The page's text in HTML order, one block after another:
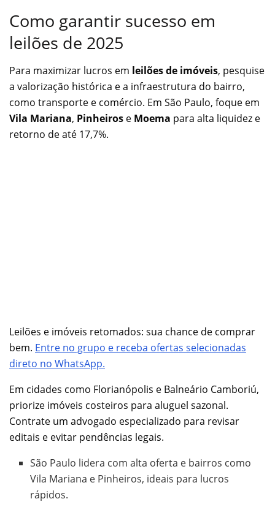
Como garantir sucesso em
leilões de 2025
Para maximizar lucros em leilões de imóveis, pesquise
a valorização histórica e a infraestrutura do bairro,
como transporte e comércio. Em São Paulo, foque em
Vila Mariana, Pinheiros e Moema para alta liquidez e
retorno de até 17,7%.
Leilões e imóveis retomados: sua chance de comprar
bem. Entre no grupo e receba ofertas selecionadas
direto no WhatsApp.
Em cidades como Florianópolis e Balneário Camboriú,
priorize imóveis costeiros para aluguel sazonal.
Contrate um advogado especializado para revisar
editais e evitar pendências legais.
São Paulo lidera com alta oferta e bairros como
Vila Mariana e Pinheiros, ideais para lucros
rápidos.